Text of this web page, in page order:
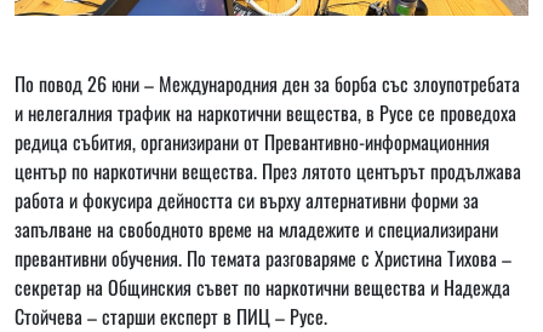
По повод 26 юни – Международния ден за борба със злоупотребата
и нелегалния трафик на наркотични вещества, в Русе се проведоха
редица събития, организирани от Превантивно-информационния
център по наркотични вещества. През лятото центърът продължава
работа и фокусира дейността си върху алтернативни форми за
запълване на свободното време на младежите и специализирани
превантивни обучения. По темата разговаряме с Христина Тихова –
секретар на Общинския съвет по наркотични вещества и Надежда
Стойчева – старши експерт в ПИЦ – Русе.